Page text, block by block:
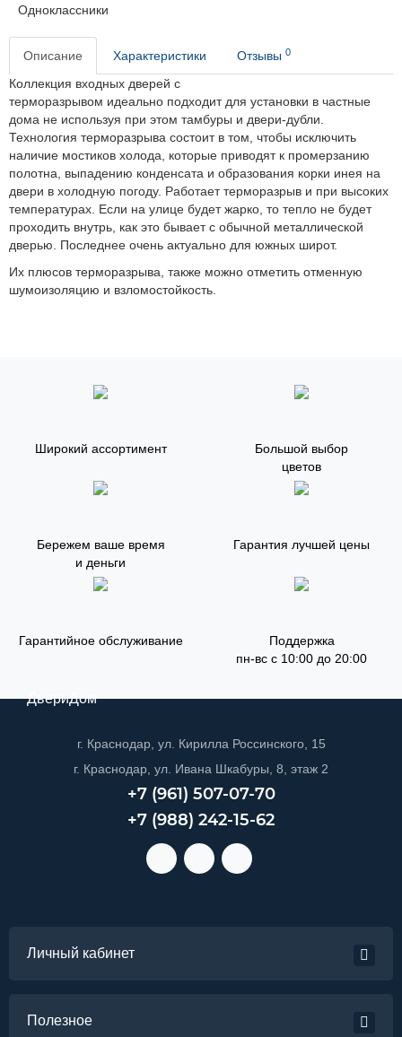
Одноклассники
Описание Характеристики Отзывы 0
Коллекция входных дверей с
терморазрывом идеально подходит для установки в частные
дома не используя при этом тамбуры и двери-дубли.
Технология терморазрыва состоит в том, чтобы исключить
наличие мостиков холода, которые приводят к промерзанию
полотна, выпадению конденсата и образования корки инея на
двери в холодную погоду. Работает терморазрыв и при высоких
температурах. Если на улице будет жарко, то тепло не будет
проходить внутрь, как это бывает с обычной металлической
дверью. Последнее очень актуально для южных широт.
Их плюсов терморазрыва, также можно отметить отменную
шумоизоляцию и взломостойкость.
Широкий ассортимент
Большой выбор
цветов
Бережем ваше время
и деньги
Гарантия лучшей цены
Гарантийное обслуживание
Поддержка
пн-вс с 10:00 до 20:00
ДвериДом
г. Краснодар, ул. Кирилла Россинского, 15
г. Краснодар, ул. Ивана Шкабуры, 8, этаж 2
+7 (961) 507-07-70
+7 (988) 242-15-62
Личный кабинет
Полезное